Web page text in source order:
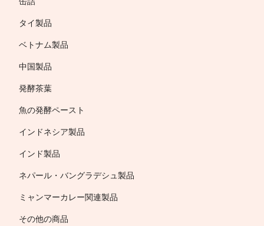
タイ製品
ベトナム製品
中国製品
発酵茶葉
魚の発酵ペースト
インドネシア製品
インド製品
ネパール・バングラデシュ製品
ミャンマーカレー関連製品
その他の商品